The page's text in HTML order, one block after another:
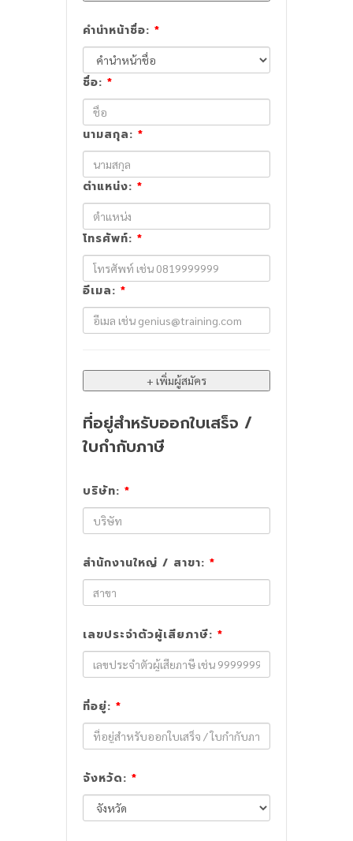
คำนำหน้าชื่อ: *
ชื่อ: *
นามสกุล: *
ตำแหน่ง: *
โทรศัพท์: *
อีเมล: *
ที่อยู่สำหรับออกใบเสร็จ /
ใบกำกับภาษี
บริษัท: *
สำนักงานใหญ่ / สาขา: *
เลขประจำตัวผู้เสียภาษี: *
ที่อยู่: *
จังหวัด: *